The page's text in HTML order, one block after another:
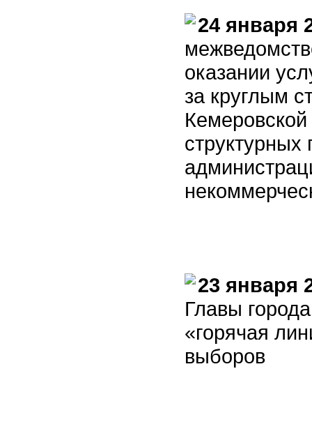
24 января
оказании
за круглым
структурных
23 января
Главы
«горячая
выборов